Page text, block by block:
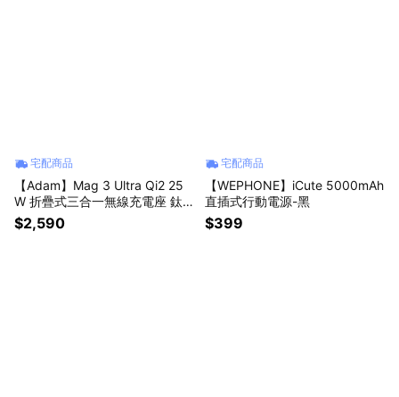
宅配商品
【Adam】Mag 3 Ultra Qi2 25
W 折疊式三合一無線充電座 鈦
色
$2,590
宅配商品
【WEPHONE】iCute 5000mAh
直插式行動電源-黑
$399